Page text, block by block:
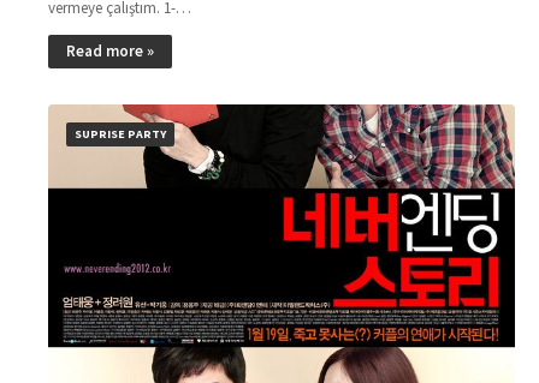
vermeye çalıştım. 1-…
Read more »
SUPRISE PARTY